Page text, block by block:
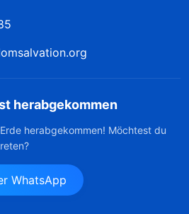
herabgekommen
herabgekommen! Möchtest du
WhatsApp